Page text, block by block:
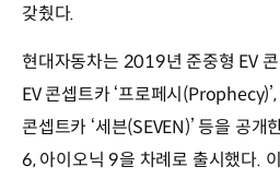
갖췄다.
현대자동차는 2019년 준중형 EV
EV 콘셉트카 ‘프로페시
콘셉트카 ‘세븐(SEVEN)’ 등을 공개
6, 아이오닉 9을 차례로 출시했다.